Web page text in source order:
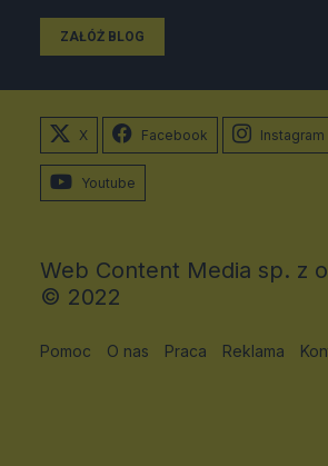
ZAŁÓŻ BLOG
X Facebook Instagram
Youtube
Web Content Media sp. z
© 2022
Pomoc O nas Praca Reklama